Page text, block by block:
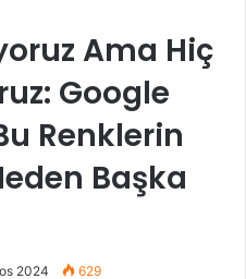
Ama Hiç
Google
Renklerin
Başka
2024 629